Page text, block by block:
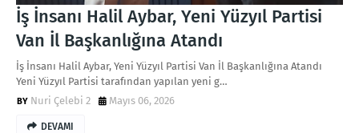
İş İnsanı Halil Aybar, Yeni Yüzyıl Partisi
Van İl Başkanlığına Atandı
İş İnsanı Halil Aybar, Yeni Yüzyıl Partisi Van İl Başkanlığına Atandı
Yeni Yüzyıl Partisi tarafından yapılan yeni g…
Nuri Çelebi 2
Mayıs 06, 2026
DEVAMI